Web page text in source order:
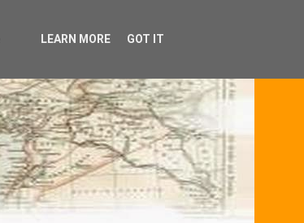
LEARN MORE GOT IT